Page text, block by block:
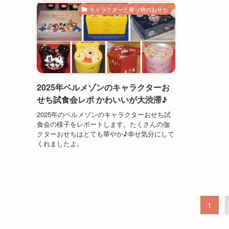
キャラクターと乗り物のおせち
2025年ベルメゾンのキャラクターお
せち試食会レポ かわいいが大渋滞♪
2025年のベルメゾンのキャラクターおせち試
食会の様子をレポートします。たくさんの伽
クターおせちはとても華やか♪幸せ気分にして
くれましたよ。
1